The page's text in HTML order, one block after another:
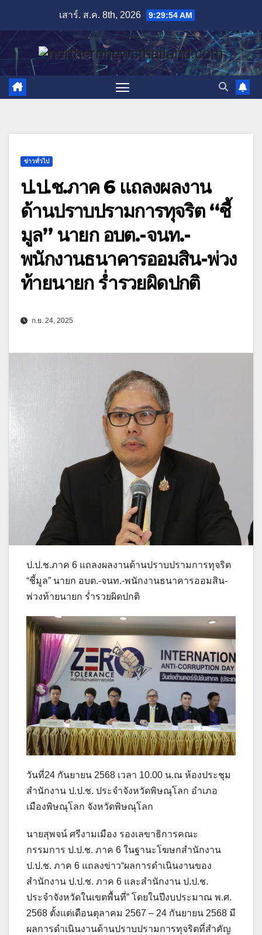
content
เสาร์. ส.ค. 8th, 2026 9:29:55 AM
ข่าวทั่วไป
ป.ป.ช.ภาค 6 แถลงผลงาน
ด้านปราบปรามการทุจริต “ชี้
มูล” นายก อบต.-จนท.-
พนักงานธนาคารออมสิน-พ่วง
ท้ายนายก ร่ำรวยผิดปกติ
ก.ย. 24, 2025
ป.ป.ช.ภาค 6 แถลงผลงานด้านปราบปรามการทุจริต
“ชี้มูล” นายก อบต.-จนท.-พนักงานธนาคารออมสิน-
พ่วงท้ายนายก ร่ำรวยผิดปกติ
วันที่24 กันยายน 2568 เวลา 10.00 น.ณ ห้องประชุม
สำนักงาน ป.ป.ช. ประจำจังหวัดพิษณุโลก อำเภอ
เมืองพิษณุโลก จังหวัดพิษณุโลก
นายสุพจน์ ศรีงามเมือง รองเลขาธิการคณะ
กรรมการ ป.ป.ช. ภาค 6 ในฐานะโฆษกสำนักงาน
ป.ป.ช. ภาค 6 แถลงข่าว“ผลการดำเนินงานของ
สำนักงาน ป.ป.ช. ภาค 6 และสำนักงาน ป.ป.ช.
ประจำจังหวัดในเขตพื้นที่” โดยในปีงบประมาณ พ.ศ.
2568 ตั้งแต่เดือนตุลาคม 2567 – 24 กันยายน 2568 มี
ผลการดำเนินงานด้านปราบปรามการทุจริตที่สำคัญ